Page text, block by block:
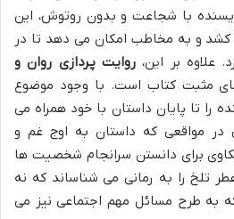
با شجاعت و بدون روتوش، این
کشد و به مخاطب امکان می دهد تا در
علاوه بر این، روایت پردازی روان و
های مثبت کتاب است. با وجود موضوع
را تا پایان داستان با خود همراه می
مواقعی که داستان به اوج غم و
برای دانستن سرانجام شخصیت ها
تلخ را به رمانی می شناساند که نه
به طرح مسائل مهم اجتماعی نیز می